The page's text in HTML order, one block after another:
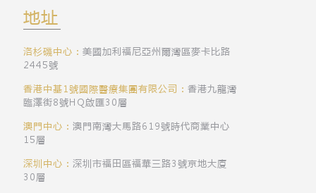
地址
洛杉磯中心： 美國加利福尼亞州爾灣區麥卡比路
2445號
香港中基1號國際醫療集團有限公司： 香港九龍灣
臨澤街8號HQ啟匯30層
澳門中心： 澳門南灣大馬路619號時代商業中心
15層
深圳中心： 深圳市福田區福華三路3號京地大廈
30層